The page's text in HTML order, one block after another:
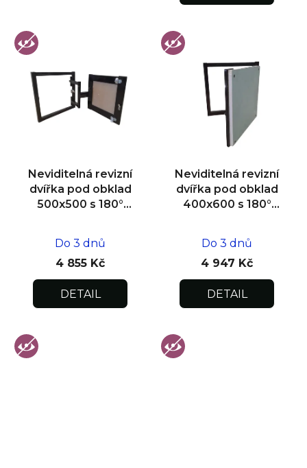
Neviditelná revizní
dvířka pod obklad
500x500 s 180°
Do 3 dnů
4 855 Kč
DETAIL
Neviditelná revizní
dvířka pod obklad
400x600 s 180°
Do 3 dnů
4 947 Kč
DETAIL